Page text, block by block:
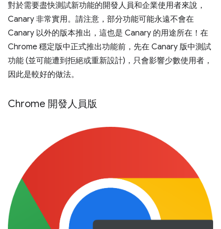
對於需要盡快測試新功能的開發人員和企業使用者來說，
Canary 非常實用。請注意，部分功能可能永遠不會在
Canary 以外的版本推出，這也是 Canary 的用途所在！在
Chrome 穩定版中正式推出功能前，先在 Canary 版中測試
功能 (並可能遭到拒絕或重新設計)，只會影響少數使用者，
因此是較好的做法。
Chrome 開發人員版